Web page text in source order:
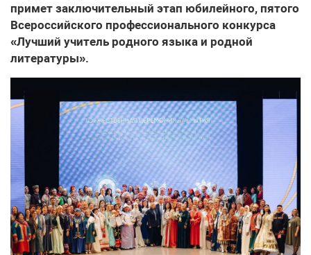
примет заключительный этап юбилейного, пятого
Всероссийского профессионального конкурса
«Лучший учитель родного языка и родной
литературы».